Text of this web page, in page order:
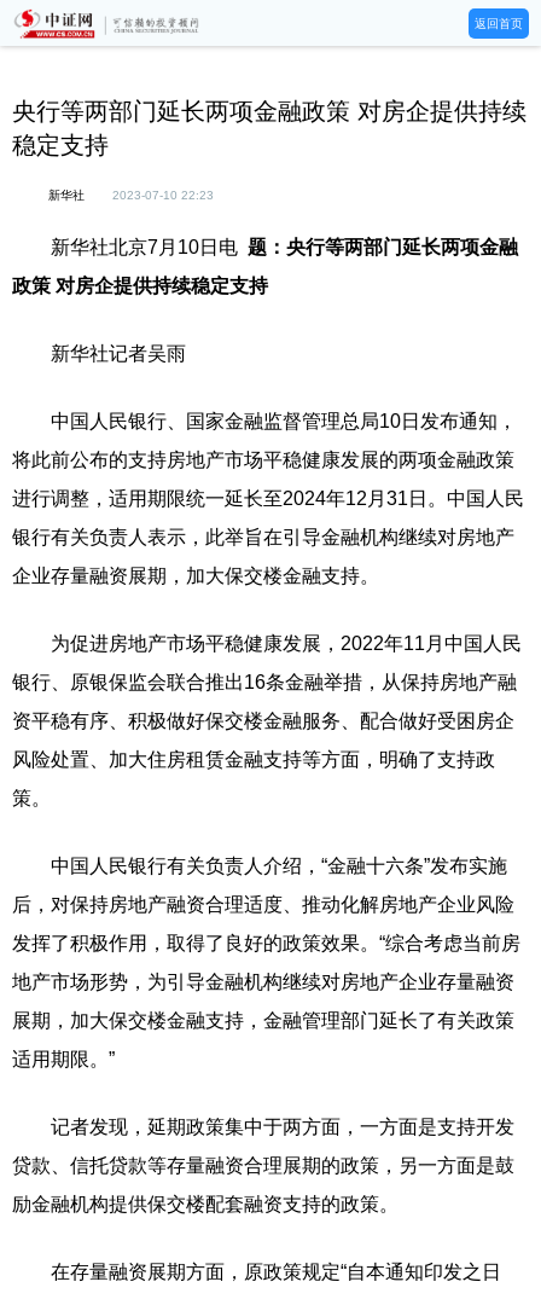
返回首页
央行等两部门延长两项金融政策 对房企提供持续
稳定支持
新华社 2023-07-10 22:23
新华社北京7月10日电 题：央行等两部门延长两项金融
政策 对房企提供持续稳定支持
新华社记者吴雨
中国人民银行、国家金融监督管理总局10日发布通知，
将此前公布的支持房地产市场平稳健康发展的两项金融政策
进行调整，适用期限统一延长至2024年12月31日。中国人民
银行有关负责人表示，此举旨在引导金融机构继续对房地产
企业存量融资展期，加大保交楼金融支持。
为促进房地产市场平稳健康发展，2022年11月中国人民
银行、原银保监会联合推出16条金融举措，从保持房地产融
资平稳有序、积极做好保交楼金融服务、配合做好受困房企
风险处置、加大住房租赁金融支持等方面，明确了支持政
策。
中国人民银行有关负责人介绍，“金融十六条”发布实施
后，对保持房地产融资合理适度、推动化解房地产企业风险
发挥了积极作用，取得了良好的政策效果。“综合考虑当前房
地产市场形势，为引导金融机构继续对房地产企业存量融资
展期，加大保交楼金融支持，金融管理部门延长了有关政策
适用期限。”
记者发现，延期政策集中于两方面，一方面是支持开发
贷款、信托贷款等存量融资合理展期的政策，另一方面是鼓
励金融机构提供保交楼配套融资支持的政策。
在存量融资展期方面，原政策规定“自本通知印发之日